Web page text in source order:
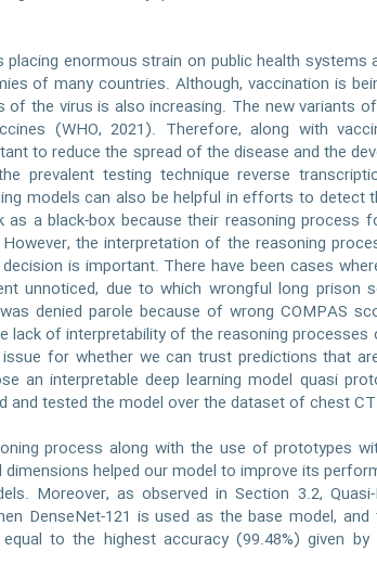
enormous strain on public health systems
of many countries. Although, vaccination is
the virus is also increasing. The new variants
(WHO, 2021). Therefore, along with
to reduce the spread of the disease and the
prevalent testing technique reverse
models can also be helpful in efforts to detect
as a black-box because their reasoning process
the interpretation of the reasoning
is important. There have been cases
unnoticed, due to which wrongful long prison
denied parole because of wrong COMPAS
lack of interpretability of the reasoning processes
for whether we can trust predictions that
an interpretable deep learning model quasi
and tested the model over the dataset of chest
process along with the use of prototypes
helped our model to improve its
Moreover, as observed in Section 3.2,
DenseNet-121 is used as the base model,
to the highest accuracy (99.48%) given by